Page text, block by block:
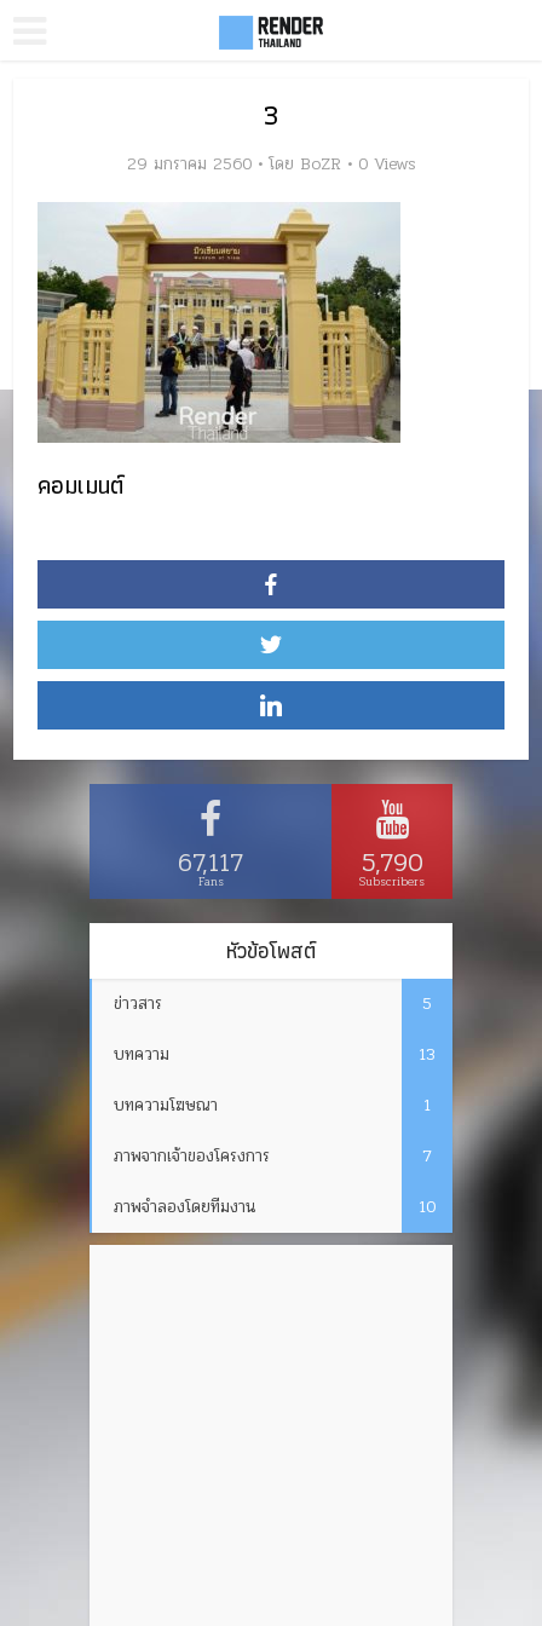
3
29 มกราคม 2560 โดย BoZR 0 Views
คอมเมนต์
67,117
Fans 5,790
Subscribers
หัวข้อโพสต์
ข่าวสาร
5
บทความ
13
บทความโฆษณา
1
ภาพจากเจ้าของโครงการ
7
ภาพจำลองโดยทีมงาน
10